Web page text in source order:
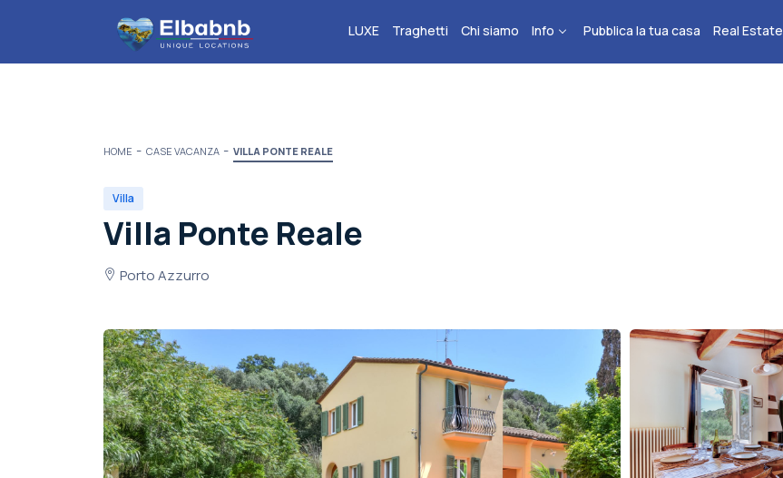
LUXE Traghetti Chi siamo Info Pubblica la tua casa Real Estate
HOME CASE VACANZA VILLA PONTE REALE
Villa
Villa Ponte Reale
Porto Azzurro